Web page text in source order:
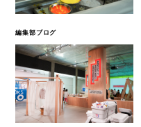
編集部ブログ